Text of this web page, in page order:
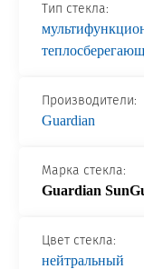
Продажа
Продукция
Стекло для
Стекло для
Тип стекла:
Производители:
Guardian
Марка стекла:
Guardian
Цвет стекла:
нейтральный